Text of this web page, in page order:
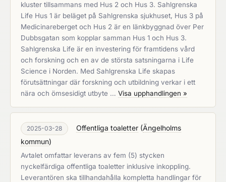
kluster tillsammans med Hus 2 och Hus 3. Sahlgrenska
Life Hus 1 är beläget på Sahlgrenska sjukhuset, Hus 3 på
Medicinareberget och Hus 2 är en länkbyggnad över Per
Dubbsgatan som kopplar samman Hus 1 och Hus 3.
Sahlgrenska Life är en investering för framtidens vård
och forskning och en av de största satsningarna i Life
Science i Norden. Med Sahlgrenska Life skapas
förutsättningar där forskning och utbildning verkar i ett
nära och ömsesidigt utbyte … Visa upphandlingen »
2025-03-28 Offentliga toaletter (Ängelholms
kommun)
Avtalet omfattar leverans av fem (5) stycken
nyckelfärdiga offentliga toaletter inklusive inkoppling.
Leverantören ska tillhandahålla kompletta handlingar för